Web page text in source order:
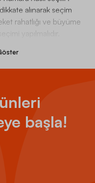
alınarak seçim
rahatlığı ve büyüme
yapılmalıdır.
başla!